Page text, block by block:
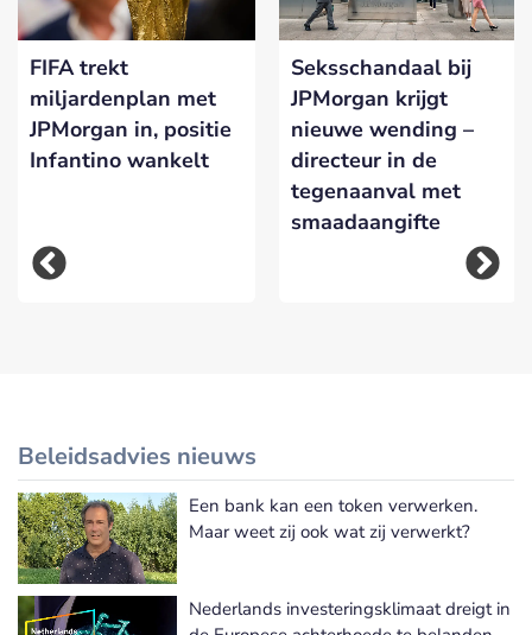
FIFA trekt
miljardenplan met
JPMorgan in, positie
Infantino wankelt
Seksschandaal bij
JPMorgan krijgt
nieuwe wending –
directeur in de
tegenaanval met
smaadaangifte
Beleidsadvies nieuws
Meer Beleidsadvies nieuws
Een bank kan een token verwerken.
Maar weet zij ook wat zij verwerkt?
Nederlands investeringsklimaat dreigt in